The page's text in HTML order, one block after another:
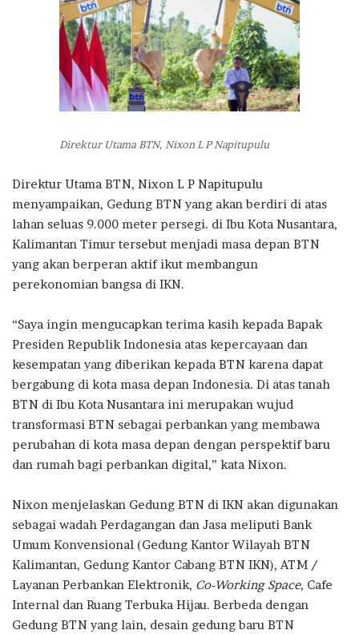
Direktur Utama BTN, Nixon L P Napitupulu
Direktur Utama BTN, Nixon L P Napitupulu
menyampaikan, Gedung BTN yang akan berdiri di atas
lahan seluas 9.000 meter persegi. di Ibu Kota Nusantara,
Kalimantan Timur tersebut menjadi masa depan BTN
yang akan berperan aktif ikut membangun
perekonomian bangsa di IKN.
“Saya ingin mengucapkan terima kasih kepada Bapak
Presiden Republik Indonesia atas kepercayaan dan
kesempatan yang diberikan kepada BTN karena dapat
bergabung di kota masa depan Indonesia. Di atas tanah
BTN di Ibu Kota Nusantara ini merupakan wujud
transformasi BTN sebagai perbankan yang membawa
perubahan di kota masa depan dengan perspektif baru
dan rumah bagi perbankan digital,” kata Nixon.
Nixon menjelaskan Gedung BTN di IKN akan digunakan
sebagai wadah Perdagangan dan Jasa meliputi Bank
Umum Konvensional (Gedung Kantor Wilayah BTN
Kalimantan, Gedung Kantor Cabang BTN IKN), ATM /
Layanan Perbankan Elektronik, Co-Working Space, Cafe
Internal dan Ruang Terbuka Hijau. Berbeda dengan
Gedung BTN yang lain, desain gedung baru BTN